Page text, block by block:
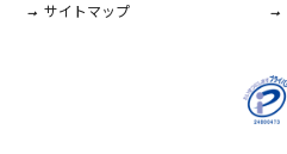
サイトマップ